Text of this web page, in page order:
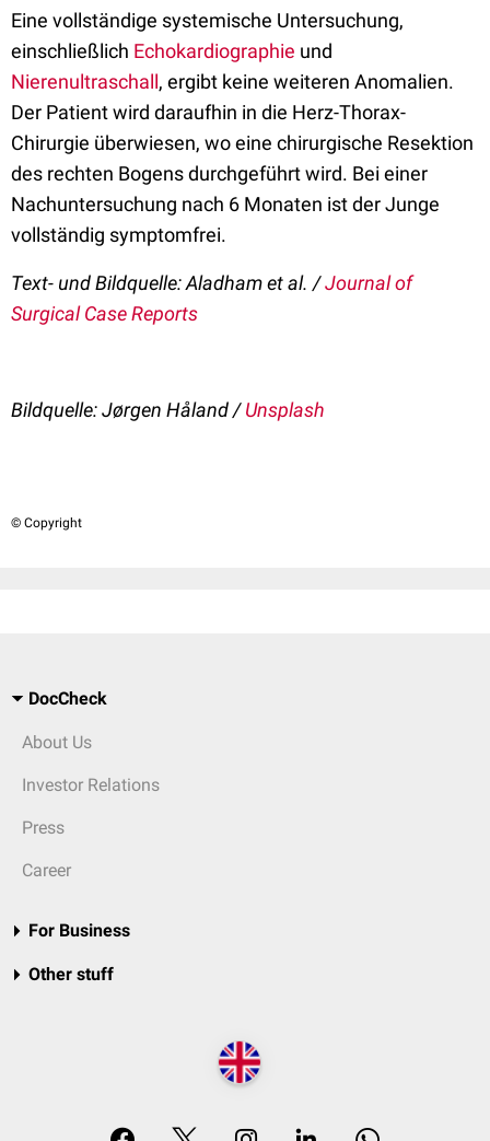
Eine vollständige systemische Untersuchung,
einschließlich Echokardiographie und
Nierenultraschall, ergibt keine weiteren Anomalien.
Der Patient wird daraufhin in die Herz-Thorax-
Chirurgie überwiesen, wo eine chirurgische Resektion
des rechten Bogens durchgeführt wird. Bei einer
Nachuntersuchung nach 6 Monaten ist der Junge
vollständig symptomfrei.
Text- und Bildquelle: Aladham et al. /Journal of
Surgical Case Reports
Bildquelle: Jørgen Håland /Unsplash
© Copyright
DocCheck
About Us
Investor Relations
Press
Career
For Business
Other stuff